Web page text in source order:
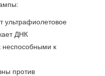
ультрафиолетовое
ДНК
неспособными к
против